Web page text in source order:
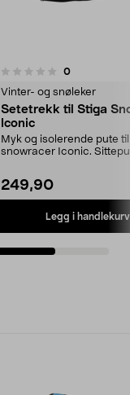
0anmeldelser
Vinter- og snøleker
Setetrekk til Stiga
Iconic
Myk og isolerende pute
snowracer Iconic.
249,90
Legg i handlekurv